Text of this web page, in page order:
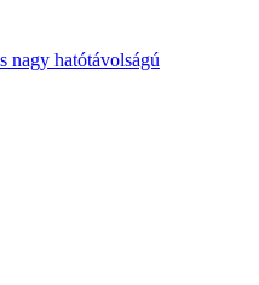
nagy hatótávolságú